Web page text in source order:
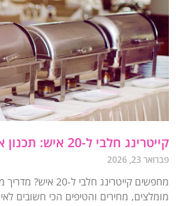
חלבי ל-20 איש: תכנון אירוע טעים
2026
מחפשים קייטרינג חלבי ל-20
מחירים והטיפים הכי חשובים